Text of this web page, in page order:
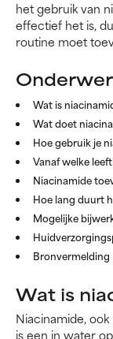
het gebruik van
effectief het is,
routine moet
Wat is
Wat doet
Hoe gebruik je
Vanaf welke
Niacinamide
Hoe lang duurt
Mogelijke
Bronvermelding
Wat is
Niacinamide,
is een in water